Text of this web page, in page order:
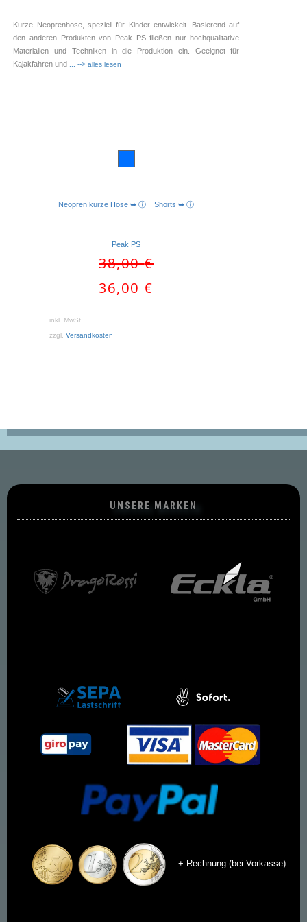
Kurze Neoprenhose, speziell für Kinder entwickelt. Basierend auf
den anderen Produkten von Peak PS fließen nur hochqualitative
Materialien und Techniken in die Produktion ein. Geeignet für
Kajakfahren und
... --> alles lesen
AUSFÜHRUNG WÄHLEN
Neopren kurze Hose ➥ ⓘShorts ➥ ⓘ
Peak PS
38,00€
36,00 €
inkl. MwSt.
zzgl.Versandkosten
UNSERE MARKEN
+ Rechnung (bei Vorkasse)